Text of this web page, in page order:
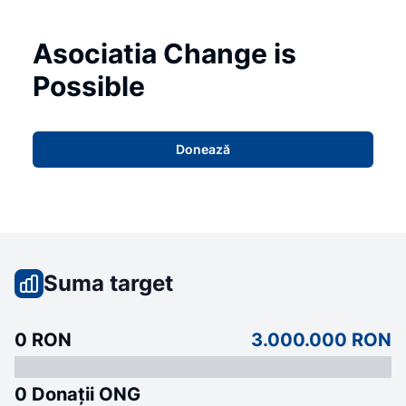
Asociatia Change is
Possible
Donează
Suma target
0 RON 3.000.000 RON
0 Donații ONG